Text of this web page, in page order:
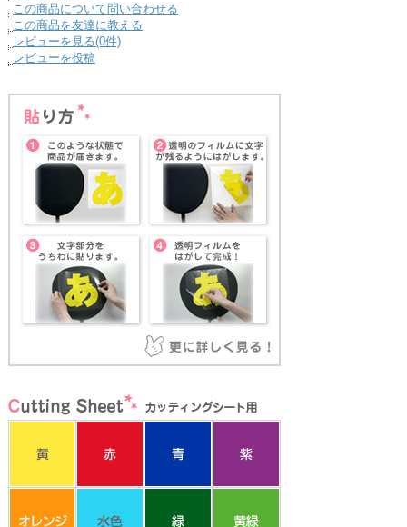
この商品について問い合わせる
この商品を友達に教える
レビューを見る(0件)
レビューを投稿